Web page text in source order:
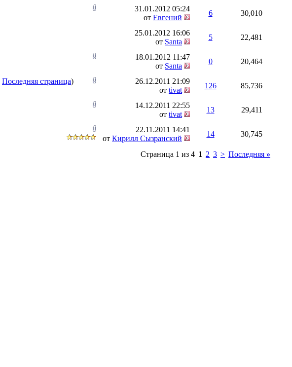
31.01.2012 05:24
от Евгений
6 30,010
25.01.2012 16:06
от Santa
5 22,481
18.01.2012 11:47
от Santa
0 20,464
Последняя страница)
26.12.2011 21:09
от tivat
126 85,736
14.12.2011 22:55
от tivat
13 29,411
22.11.2011 14:41
от Кирилл Сызранский
14 30,745
Страница 1 из 4 1 2 3 > Последняя »